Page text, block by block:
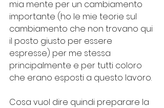
mia mente per un cambiamento
importante (ho le mie teorie sul
cambiamento che non trovano qui
il posto giusto per essere
espresse) per me stessa
principalmente e per tutti coloro
che erano esposti a questo lavoro.
Cosa vuol dire quindi preparare la